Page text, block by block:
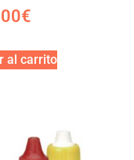
€
al carrito